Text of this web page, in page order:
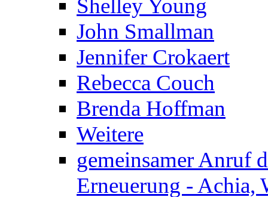
Shelley Young
John Smallman
Jennifer Crokaert
Rebecca Couch
Brenda Hoffman
Weitere
gemeinsamer Anruf
Erneuerung - Achia,